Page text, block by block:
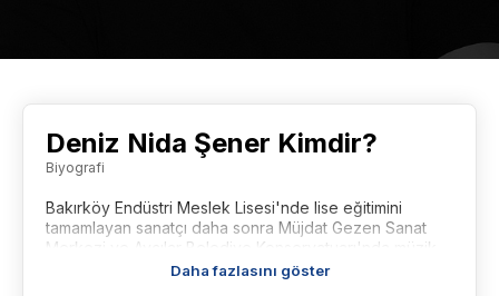
Deniz Nida Şener Kimdir?
Biyografi
Bakırköy Endüstri Meslek Lisesi'nde lise eğitimini
tamamlayan sanatçı daha sonra Müjdat Gezen Sanat
Merkezi ve Avcılar Belediye Konservatuarı'nda müzik
ve tiyatro eğitimi almıştır.Daha fazlasını göster